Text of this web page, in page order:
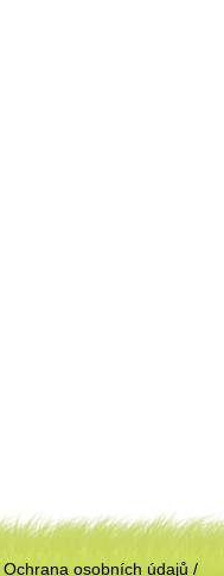
Ochrana osobních údajů /